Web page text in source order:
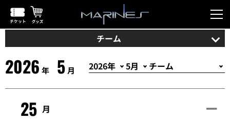
チーム
2026 年 5 月
25 月